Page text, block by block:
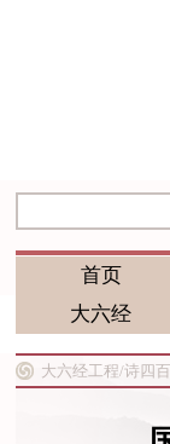
首页
大六经
大六经工程/诗四